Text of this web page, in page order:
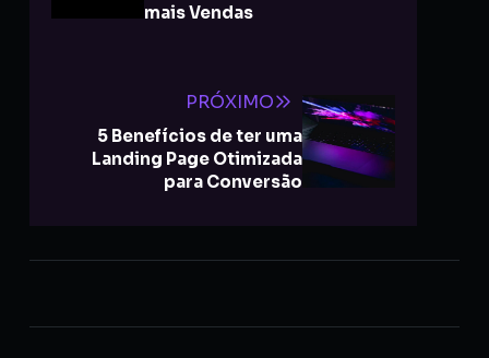
mais Vendas
PRÓXIMO
5 Benefícios de ter uma
Landing Page Otimizada
para Conversão